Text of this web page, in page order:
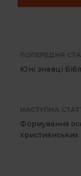
ПОПЕРЕДНЯ
Юні знавці
НАСТУПНА
Формування
християнських